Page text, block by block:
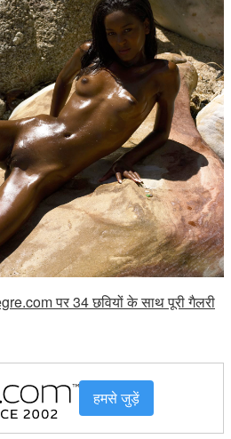
पर 34 छवियों के साथ पूरी गैलरी
हमसे जुड़ें